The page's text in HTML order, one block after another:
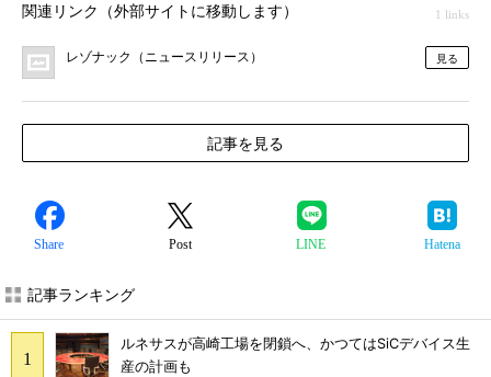
関連リンク（外部サイトに移動します） 1 links
レゾナック（ニュースリリース） 見る
記事を見る
Share Post LINE Hatena
記事ランキング
ルネサスが高崎工場を閉鎖へ、かつてはSiCデバイス生
産の計画も